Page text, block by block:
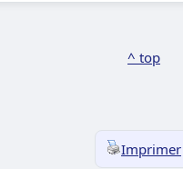
^ top
Imprimer